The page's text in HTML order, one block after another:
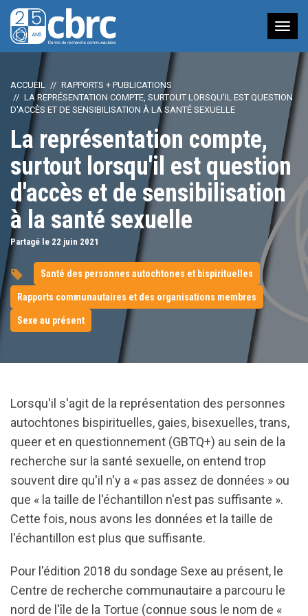
à
ACCUEIL
RAPPORTS + PUBLICATIONS
LA REPRÉSENTATION COMPTE, SURTOUT LORSQU'IL EST QUESTION
D'ACCÈS ET DE SENSIBILISATION À LA SANTÉ SEXUELLE
La représentation compte,
surtout lorsqu'il est question
d'accès et de sensibilisation
à la santé sexuelle
Partagé le 22 juin 2021
Santé des personnes autochtones et bispirituelles
Rapports communautaires et des organisations membres
Sexe au présent
Lorsqu'il s'agit de la représentation des personnes
autochtones bispirituelles, gaies, bisexuelles, trans,
queer et en questionnement (GBTQ+) au sein de la
recherche sur la santé sexuelle, on entend trop
souvent dire qu'il n'y a « pas assez de données » ou
que « la taille de l'échantillon n'est pas suffisante ».
Cette fois, nous avons les données et la taille de
l'échantillon est plus que suffisante.
Pour l'édition 2018 du sondage Sexe au présent, le
Centre de recherche communautaire a parcouru le
nord de l'île de la Tortue (connue sous le nom de «